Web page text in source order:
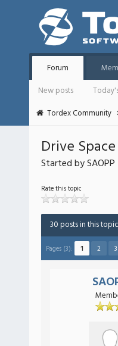
Forum
New posts
Tordex Community
Drive
Started by SAOPP
Rate this topic
30 posts in this topic
Pages (3): 1 2 3